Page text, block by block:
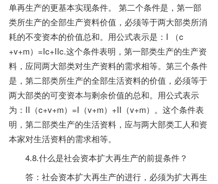
单再生产的更基本实现条件。 第二个条件是，第一部
类所生产的全部生产资料价值，必须等于两大部类所消
耗的不变资本的价值总和。用公式表示是：I （c
+v+m）=Ic+IIc.这个条件表明，第一部类生产的生产资
料，应同两大部类对生产资料的需求相等。第三个条件
是，第二部类所生产的全部生活资料的价值，必须等于
两大部类的可变资本与剩余价值的总和。用公式表示
为：II（c+v+m）=I（v+m）+II（v+m）。这个条件表
明，第二部类生产的生活资料，应与两大部类工人和资
本家对生活资料的需求相等。
4.8.什么是社会资本扩大再生产的前提条件？
答：社会资本扩大再生产的进行，必须为扩大再生